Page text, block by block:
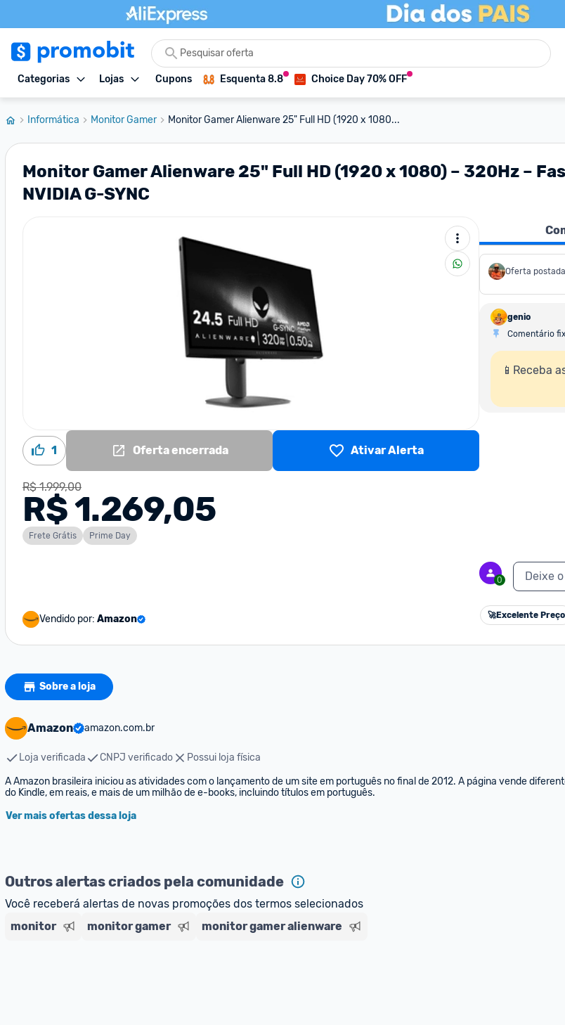
Categorias Lojas Cupons Esquenta 8.8 Choice Day 70% OFF
Informática Monitor Gamer Monitor Gamer Alienware 25" Full HD (1920 x 1080...
Monitor Gamer Alienware 25" Full HD (1920 x 1080) – 320Hz –
NVIDIA G-SYNC
1 Oferta encerrada Ativar Alerta
R$ 1.999,00
R$ 1.269,05
Frete Grátis Prime Day
Vendido por: Amazon
Oferta
genio
Comentário
📱Receba
0 Deixe
🚀Excelente Preço
Sobre a loja
Amazon amazon.com.br
Loja verificada CNPJ verificado
Possui loja física
A Amazon brasileira iniciou as atividades com o lançamento de um site em português no final de 2012. A página vende
do Kindle, em reais, e mais de um milhão de e-books, incluindo títulos em português.
Ver mais ofertas dessa loja
Outros alertas criados pela comunidade
Você receberá alertas de novas promoções dos termos selecionados
monitor
monitor gamer monitor gamer alienware